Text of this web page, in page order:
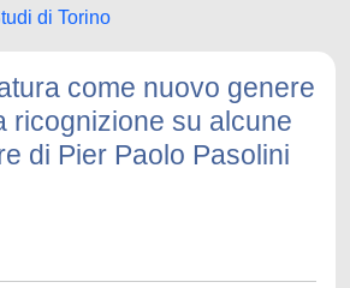
di Torino
come nuovo genere
ricognizione su alcune
di Pier Paolo Pasolini